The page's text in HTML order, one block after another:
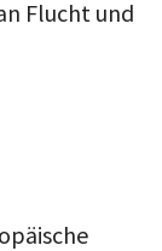
Flucht und